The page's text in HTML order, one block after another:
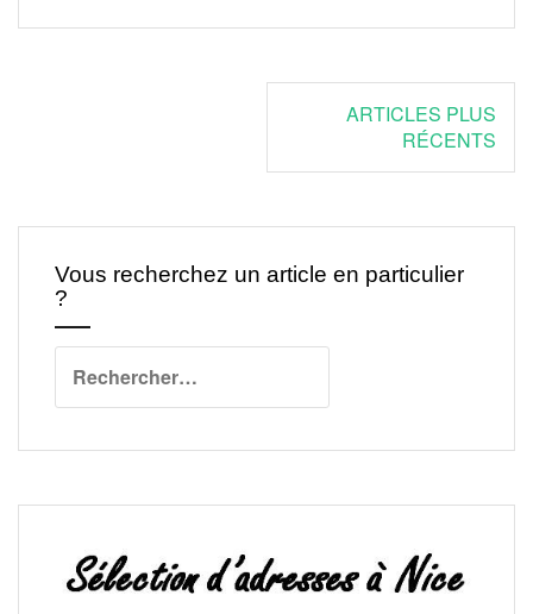
ARTICLES PLUS
RÉCENTS
Vous recherchez un article en particulier
?